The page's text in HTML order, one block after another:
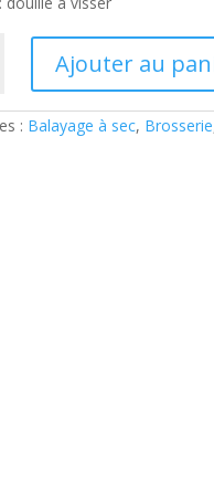
Ajouter au
: Balayage à sec, Brosserie